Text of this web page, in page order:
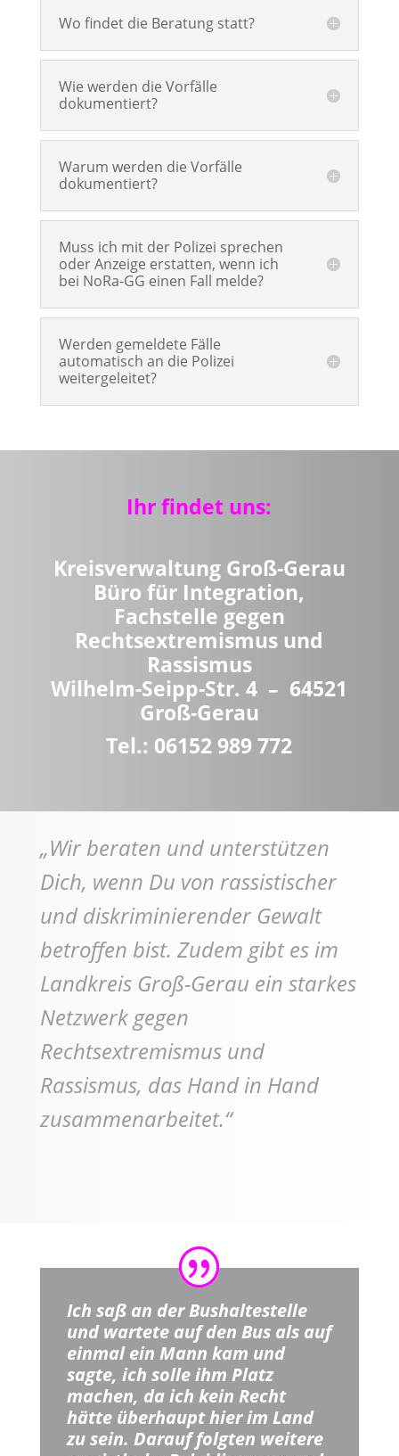
Wo findet die Beratung statt?
Wie werden die Vorfälle
dokumentiert?
Warum werden die Vorfälle
dokumentiert?
Muss ich mit der Polizei sprechen
oder Anzeige erstatten, wenn ich
bei NoRa-GG einen Fall melde?
Werden gemeldete Fälle
automatisch an die Polizei
weitergeleitet?
Ihr findet uns:
Kreisverwaltung Groß-Gerau
Büro für Integration,
Fachstelle gegen
Rechtsextremismus und
Rassismus
Wilhelm-Seipp-Str. 4 – 64521
Groß-Gerau
Tel.: 06152 989 772
„Wir beraten und unterstützen
Dich, wenn Du von rassistischer
und diskriminierender Gewalt
betroffen bist. Zudem gibt es im
Landkreis Groß-Gerau ein starkes
Netzwerk gegen
Rechtsextremismus und
Rassismus, das Hand in Hand
zusammenarbeitet.“
Ich saß an der Bushaltestelle
und wartete auf den Bus als auf
einmal ein Mann kam und
sagte, ich solle ihm Platz
machen, da ich kein Recht
hätte überhaupt hier im Land
zu sein. Darauf folgten weitere